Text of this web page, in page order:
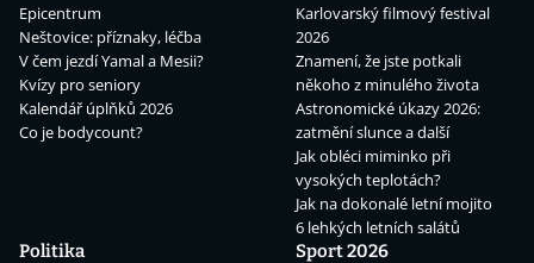
Epicentrum
Neštovice: příznaky, léčba
V čem jezdí Yamal a Mesii?
Kvízy pro seniory
Kalendář úplňků 2026
Co je bodycount?
Karlovarský filmový festival
2026
Znamení, že jste potkali
někoho z minulého života
Astronomické úkazy 2026:
zatmění slunce a další
Jak obléci miminko při
vysokých teplotách?
Jak na dokonalé letní mojito
6 lehkých letních salátů
Politika
Sport 2026